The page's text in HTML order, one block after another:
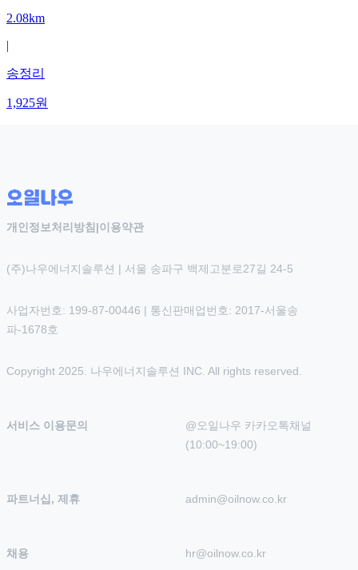
2.08km
|
송정리
1,925원
개인정보처리방침 |이용약관
(주)나우에너지솔루션 | 서울 송파구 백제고분로27길 24-5
사업자번호: 199-87-00446 | 통신판매업번호: 2017-서울송
파-1678호
Copyright 2025. 나우에너지솔루션 INC. All rights reserved.
서비스 이용문의
@오일나우 카카오톡채널
(10:00~19:00)
파트너십, 제휴 admin@oilnow.co.kr
채용 hr@oilnow.co.kr